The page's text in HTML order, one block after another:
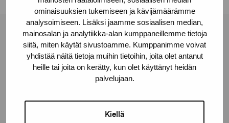
ominaisuuksien tukemiseen ja kävijämäärämme
analysoimiseen. Lisäksi jaamme sosiaalisen median,
mainosalan ja analytiikka-alan kumppaneillemme tietoja
siitä, miten käytät sivustoamme. Kumppanimme voivat
yhdistää näitä tietoja muihin tietoihin, joita olet antanut
heille tai joita on kerätty, kun olet käyttänyt heidän
palvelujaan.
Kiellä
Pro Artibus -säätiö
Kustaa Vaasan katu 11
proartibus@proartibus.fi